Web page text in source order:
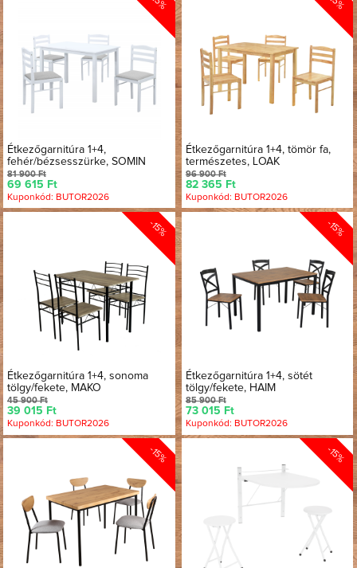
Étkezőgarnitúra 1+4,
fehér/bézsesszürke, SOMIN
81 900 Ft
69 615 Ft
Kuponkód: BUTOR2026
Étkezőgarnitúra 1+4, tömör fa,
természetes, LOAK
96 900 Ft
82 365 Ft
Kuponkód: BUTOR2026
-15%
Étkezőgarnitúra 1+4, sonoma
tölgy/fekete, MAKO
45 900 Ft
39 015 Ft
Kuponkód: BUTOR2026
-15%
Étkezőgarnitúra 1+4, sötét
tölgy/fekete, HAIM
85 900 Ft
73 015 Ft
Kuponkód: BUTOR2026
-15% -15%